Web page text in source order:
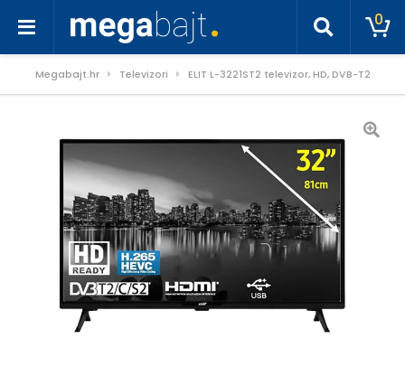
0
Megabajt.hr Televizori ELIT L-3221ST2 televizor, HD, DVB-T2